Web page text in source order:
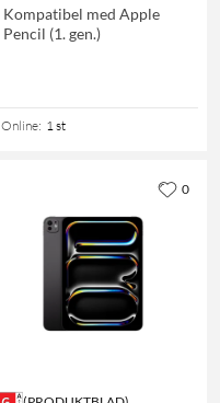
Kompatibel med Apple
Pencil (1. gen.)
Online: 1 st
0